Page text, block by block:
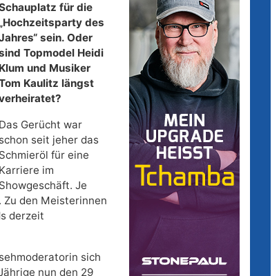
für die
„Hochzeitsparty des
sein. Oder
Topmodel Heidi
Klum und Musiker
Kaulitz längst
Das Gerücht war
schon seit jeher das
Schmieröl für eine
Karriere im
Showgeschäft. Je
den Meisterinnen
derzeit
sich
nun den 29